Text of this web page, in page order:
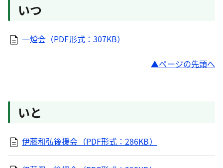
いつ
一燈会（PDF形式：307KB）
ページの先頭へ
いと
伊藤和弘後援会（PDF形式：286KB）